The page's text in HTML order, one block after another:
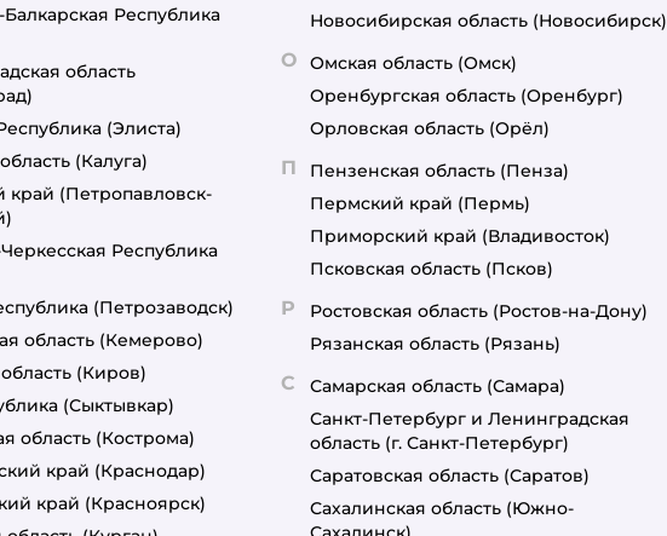
Республика
область
(Элиста)
(Калуга)
край (Петропавловск-
Республика
(Петрозаводск)
область (Кемерово)
(Киров)
(Сыктывкар)
область (Кострома)
край (Краснодар)
край (Красноярск)
Новосибирская область (Новосибирск)
О Омская область (Омск)
Оренбургская область (Оренбург)
Орловская область (Орёл)
П Пензенская область (Пенза)
Пермский край (Пермь)
Приморский край (Владивосток)
Псковская область (Псков)
Р Ростовская область (Ростов-на-Дону)
Рязанская область (Рязань)
С Самарская область (Самара)
Санкт-Петербург и Ленинградская
область (г. Санкт-Петербург)
Саратовская область (Саратов)
Сахалинская область (Южно-